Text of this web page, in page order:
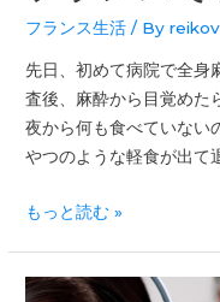
フランス生活 / By
先日、初めて病院で全身
査後、麻酔から目覚めた
夜から何も食べていな
やつのような軽食が出て
もっと読む »